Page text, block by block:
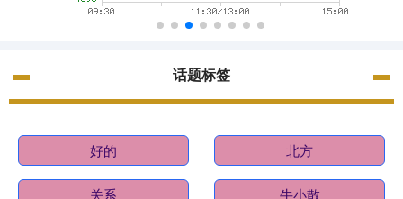
话题标签
好的 北方
关系 牛小散